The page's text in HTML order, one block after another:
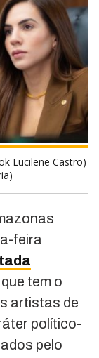
Lucilene Castro)
feira
tem o
artistas de
político-
pelo